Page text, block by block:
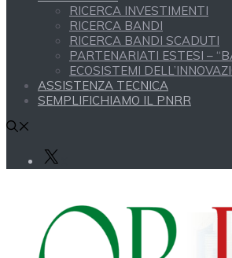
RICERCA INVESTIMENTI
RICERCA BANDI
RICERCA BANDI SCADUTI
PARTENARIATI ESTESI –
ECOSISTEMI
ASSISTENZA TECNICA
SEMPLIFICHIAMO IL PNRR